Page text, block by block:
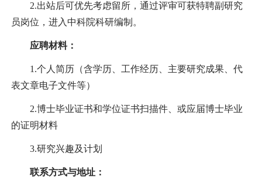
2.出站后可优先考虑留所，通过评审可获特聘副研究
员岗位，进入中科院科研编制。
应聘材料：
1.个人简历（含学历、工作经历、主要研究成果、代
表文章电子文件等）
2.博士毕业证书和学位证书扫描件、或应届博士毕业
的证明材料
3.研究兴趣及计划
联系方式与地址：